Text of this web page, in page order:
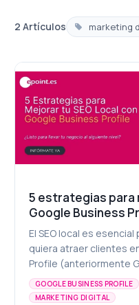
2 Artículos marketing
5 estrategias para
Google Business
El SEO local es
quiera atraer clientes
Profile (anteriormente
una variedad de
GOOGLE BUSINESS PROFILE
MARKETING DIGITAL